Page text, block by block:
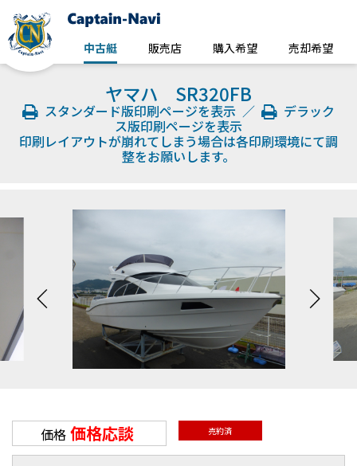
中古艇 販売店 購入希望 売却希望
ヤマハ SR320FB
スタンダード版印刷ページを表示 ／
デラック
ス版印刷ページを表示
印刷レイアウトが崩れてしまう場合は各印刷環境にて調
整をお願いします。
価格 価格応談 売約済